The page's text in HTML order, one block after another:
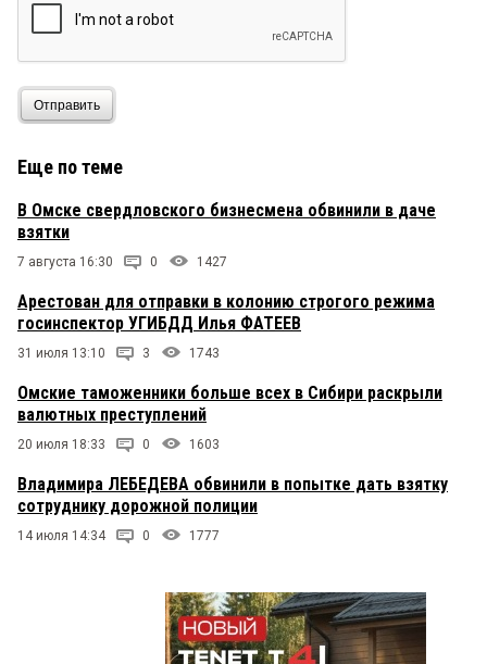
Отправить
Еще по теме
В Омске свердловского бизнесмена обвинили в даче
взятки
7 августа 16:30 0 1427
Арестован для отправки в колонию строгого режима
госинспектор УГИБДД Илья ФАТЕЕВ
31 июля 13:10 3 1743
Омские таможенники больше всех в Сибири раскрыли
валютных преступлений
20 июля 18:33 0 1603
Владимира ЛЕБЕДЕВА обвинили в попытке дать взятку
сотруднику дорожной полиции
14 июля 14:34 0 1777